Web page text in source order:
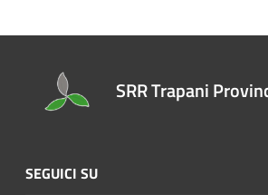
SRR Trapani
SEGUICI SU